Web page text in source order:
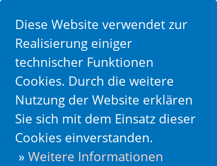
Diese Website verwendet zur
Realisierung einiger
technischer Funktionen
Cookies. Durch die weitere
Nutzung der Website erklären
Sie sich mit dem Einsatz dieser
Cookies einverstanden.
»Weitere Informationen